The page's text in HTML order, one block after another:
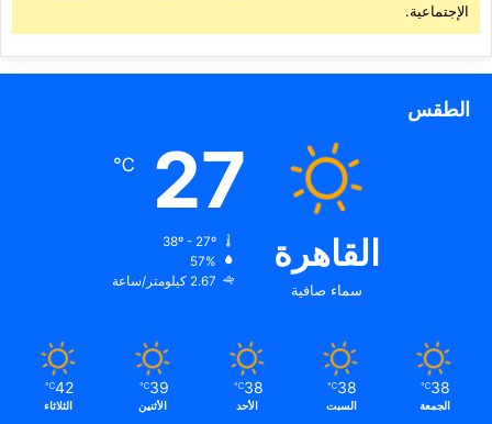
الإجتماعية.
الطقس
القاهرة
سماء صافية
27
℃
57%
2.67 كيلومتر/ساعة
38
℃
الجمعة
38
℃
السبت
38
℃
الأحد
39
℃
الأثنين
42
℃
الثلاثاء